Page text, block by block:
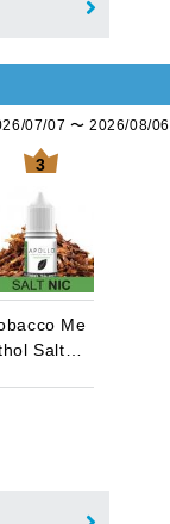
07/07 〜 2026/08/06
3
bacco Me
hol Salt…